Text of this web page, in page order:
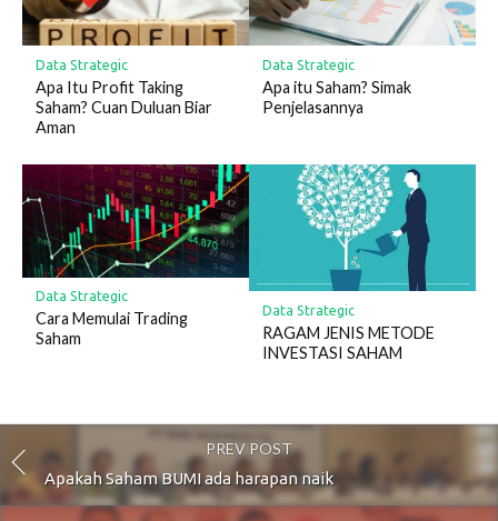
Data Strategic
Apa Itu Profit Taking
Saham? Cuan Duluan Biar
Aman
Data Strategic
Apa itu Saham? Simak
Penjelasannya
Data Strategic
Cara Memulai Trading
Saham
Data Strategic
RAGAM JENIS METODE
INVESTASI SAHAM
PREV POST
Apakah Saham BUMI ada harapan naik